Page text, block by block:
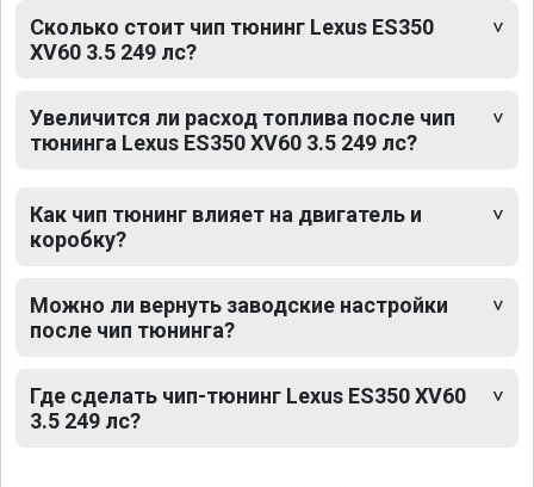
Сколько стоит чип тюнинг Lexus ES350
XV60 3.5 249 лс?
Увеличится ли расход топлива после чип
тюнинга Lexus ES350 XV60 3.5 249 лс?
Как чип тюнинг влияет на двигатель и
коробку?
Можно ли вернуть заводские настройки
после чип тюнинга?
Где сделать чип-тюнинг Lexus ES350 XV60
3.5 249 лс?